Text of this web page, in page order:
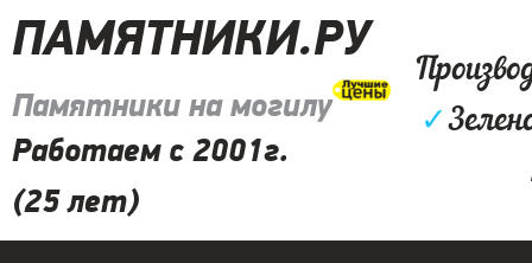
ПАМЯТНИКИ.РУ
Памятники на могилу
Работаем с 2001г.
(25 лет)
✓